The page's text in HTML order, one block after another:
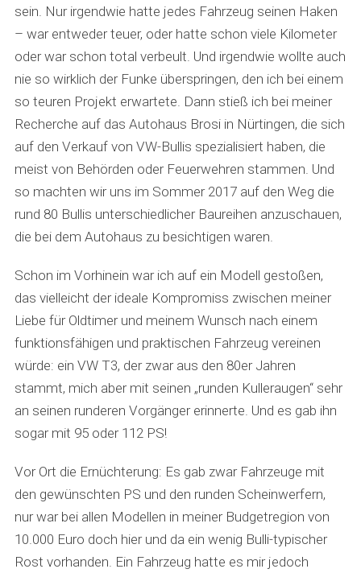
sein. Nur irgendwie hatte jedes Fahrzeug seinen Haken
– war entweder teuer, oder hatte schon viele Kilometer
oder war schon total verbeult. Und irgendwie wollte auch
nie so wirklich der Funke überspringen, den ich bei einem
so teuren Projekt erwartete. Dann stieß ich bei meiner
Recherche auf das Autohaus Brosi in Nürtingen, die sich
auf den Verkauf von VW-Bullis spezialisiert haben, die
meist von Behörden oder Feuerwehren stammen. Und
so machten wir uns im Sommer 2017 auf den Weg die
rund 80 Bullis unterschiedlicher Baureihen anzuschauen,
die bei dem Autohaus zu besichtigen waren.
Schon im Vorhinein war ich auf ein Modell gestoßen,
das vielleicht der ideale Kompromiss zwischen meiner
Liebe für Oldtimer und meinem Wunsch nach einem
funktionsfähigen und praktischen Fahrzeug vereinen
würde: ein VW T3, der zwar aus den 80er Jahren
stammt, mich aber mit seinen „runden Kulleraugen“ sehr
an seinen runderen Vorgänger erinnerte. Und es gab ihn
sogar mit 95 oder 112 PS!
Vor Ort die Ernüchterung: Es gab zwar Fahrzeuge mit
den gewünschten PS und den runden Scheinwerfern,
nur war bei allen Modellen in meiner Budgetregion von
10.000 Euro doch hier und da ein wenig Bulli-typischer
Rost vorhanden. Ein Fahrzeug hatte es mir jedoch